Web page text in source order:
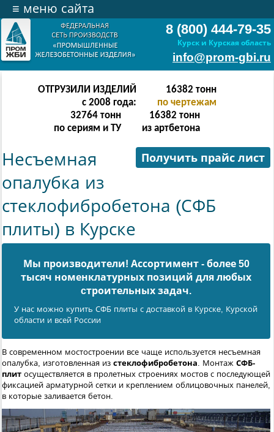
8 (800) 444-79-35
Курск и Курская область
info@prom-gbi.ru
≡ меню сайта
ОТГРУЗИЛИ ИЗДЕЛИЙ
с 2008 года:
65534 тонн
по чертежам
131068 тонн
по сериям и ТУ
65534 тонн
из артбетона
Получить прайс лист
Несъемная
опалубка из
стеклофибробетона (СФБ
плиты) в Курске
Мы производители! Ассортимент - более 50
тысяч номенклатурных позиций для любых
cтроительных задач.
У нас можно купить СФБ плиты с доставкой в Курскe, Курской
области и всей России
В современном мостостроении все чаще используется несъемная
опалубка, изготовленная из стеклофибробетона. Монтаж СФБ-
плит осуществляется в пролетных строениях мостов с последующей
фиксацией арматурной сетки и креплением облицовочных панелей,
в которые заливается бетон.